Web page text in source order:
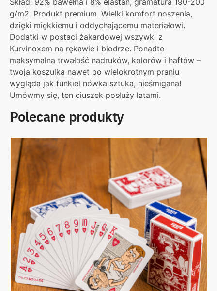
Skład: 92% bawełna i 8% elastan, gramatura 190-200
g/m2. Produkt premium. Wielki komfort noszenia,
dzięki miękkiemu i oddychającemu materiałowi.
Dodatki w postaci żakardowej wszywki z
Kurvinoxem na rękawie i biodrze. Ponadto
maksymalna trwałość nadruków, kolorów i haftów –
twoja koszulka nawet po wielokrotnym praniu
wygląda jak funkiel nówka sztuka, nieśmigana!
Umówmy się, ten ciuszek posłuży latami.
Polecane produkty